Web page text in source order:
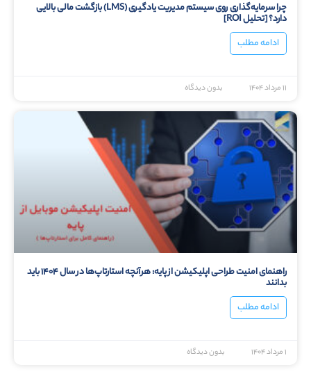
چرا سرمایه‌گذاری روی سیستم مدیریت یادگیری (LMS) بازگشت مالی بالایی
دارد؟ [تحلیل ROI]
ادامه مطلب
۱۱ مرداد ۱۴۰۴ بدون دیدگاه
راهنمای امنیت طراحی اپلیکیشن از پایه: هرآنچه استارتاپ‌ها در سال ۱۴۰۴ باید
بدانند
ادامه مطلب
۱ مرداد ۱۴۰۴ بدون دیدگاه